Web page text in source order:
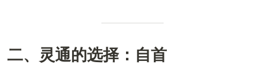
二、灵通的选择：自首